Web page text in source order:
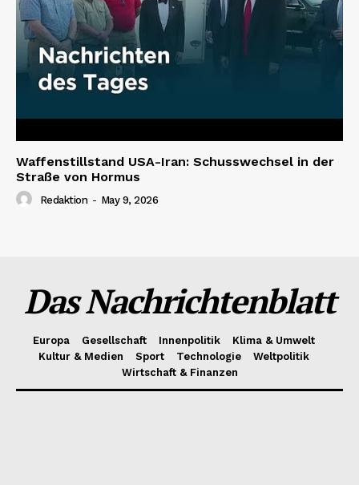
Waffenstillstand USA-Iran: Schusswechsel in der
Straße von Hormus
Redaktion - May 9, 2026
Das Nachrichtenblatt
Europa Gesellschaft Innenpolitik
Klima & Umwelt
Kultur & Medien
Sport Technologie
Weltpolitik
Wirtschaft & Finanzen